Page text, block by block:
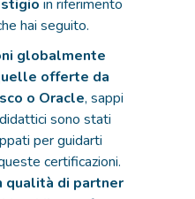
in riferimento
hai seguito.
globalmente
offerte da
o Oracle, sappi
sono stati
per guidarti
certificazioni.
qualità di partner